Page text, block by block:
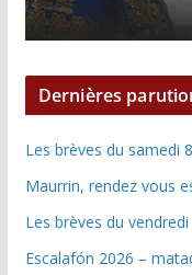
21/06/2026 Tertulias
Dernières
Les brèves du samedi
Maurrin, rendez vous
Les brèves du
Escalafón 2026 –